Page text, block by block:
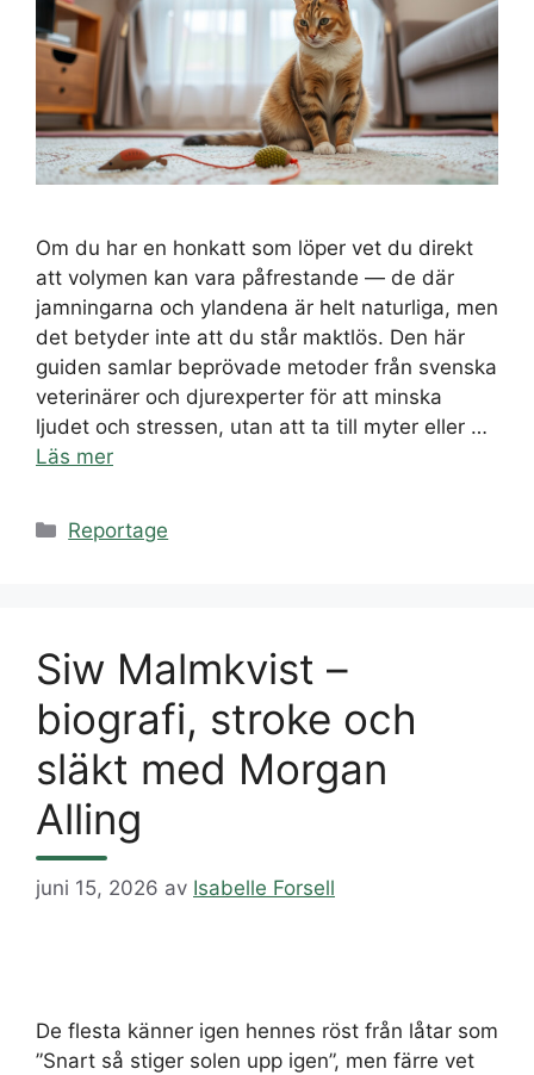
Om du har en honkatt som löper vet du direkt
att volymen kan vara påfrestande — de där
jamningarna och ylandena är helt naturliga, men
det betyder inte att du står maktlös. Den här
guiden samlar beprövade metoder från svenska
veterinärer och djurexperter för att minska
ljudet och stressen, utan att ta till myter eller …
Läs mer
Kategorier
Reportage
Siw Malmkvist –
biografi, stroke och
släkt med Morgan
Alling
juni 15, 2026 av Isabelle Forsell
De flesta känner igen hennes röst från låtar som
”Snart så stiger solen upp igen”, men färre vet